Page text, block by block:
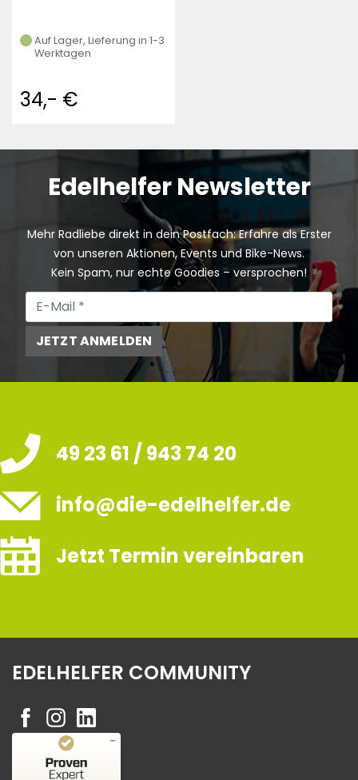
Auf Lager, Lieferung in 1-3
Werktagen
34,- €
Edelhelfer Newsletter
Mehr Radliebe direkt in dein Postfach: Erfahre als Erster
von unseren Aktionen, Events und Bike-News.
Kein Spam, nur echte Goodies – versprochen!
JETZT ANMELDEN
49 23 61 / 943 74 20
info@die-edelhelfer.de
Jetzt Termin vereinbaren
EDELHELFER COMMUNITY
Kundenbewertungen und Erfahrungen zu